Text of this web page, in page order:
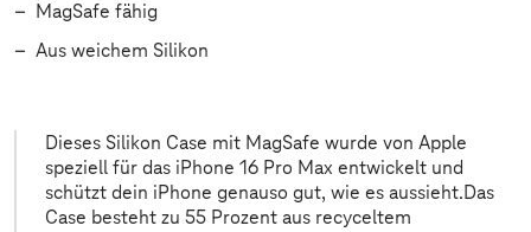
MagSafe fähig
Aus weichem Silikon
Dieses Silikon Case mit MagSafe wurde von Apple
speziell für das iPhone 16 Pro Max entwickelt und
schützt dein iPhone genauso gut, wie es aussieht.Das
Case besteht zu 55 Prozent aus recyceltem